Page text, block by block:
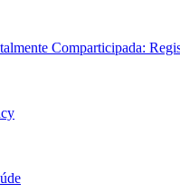
Comparticipada: